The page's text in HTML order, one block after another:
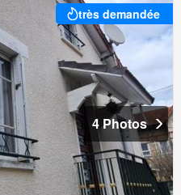
très demandée
4 Photos